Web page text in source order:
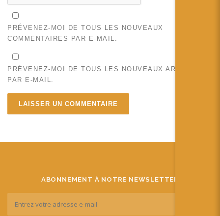
PRÉVENEZ-MOI DE TOUS LES NOUVEAUX
COMMENTAIRES PAR E-MAIL.
PRÉVENEZ-MOI DE TOUS LES NOUVEAUX ARTICLES
PAR E-MAIL.
ABONNEMENT À NOTRE NEWSLETTER